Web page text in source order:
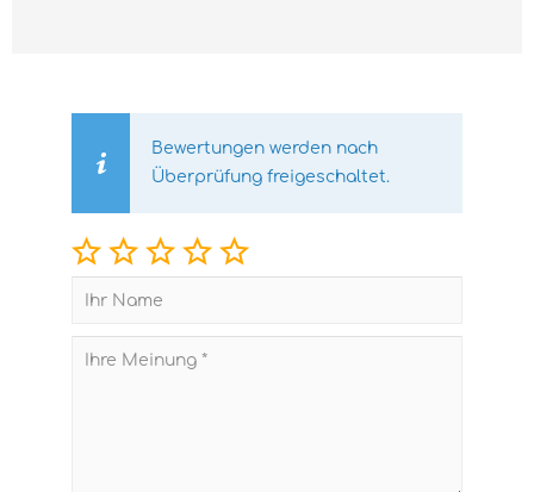
Bewertungen werden nach
Überprüfung freigeschaltet.